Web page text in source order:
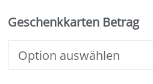
Geschenkkarten Betrag
Onlineshop
Gutschein
(Motiv:
Love)
Menge